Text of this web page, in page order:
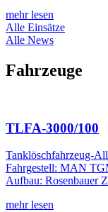
mehr lesen
Alle Einsätze
Alle News
Fahrzeuge
TLFA-3000/100
Tanklöschfahrzeug-
Fahrgestell: MAN
Aufbau: Rosenbauer
mehr lesen